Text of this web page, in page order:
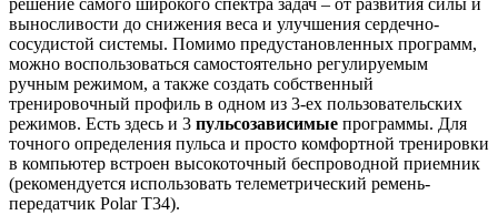
решение самого широкого спектра задач – от развития силы и
выносливости до снижения веса и улучшения сердечно-
сосудистой системы. Помимо предустановленных программ,
можно воспользоваться самостоятельно регулируемым
ручным режимом, а также создать собственный
тренировочный профиль в одном из 3-ех пользовательских
режимов. Есть здесь и 3 пульсозависимые программы. Для
точного определения пульса и просто комфортной тренировки
в компьютер встроен высокоточный беспроводной приемник
(рекомендуется использовать телеметрический ремень-
передатчик Polar T34).